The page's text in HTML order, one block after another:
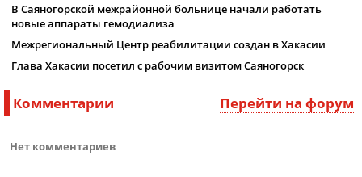
В Саяногорской межрайонной больнице начали работать
новые аппараты гемодиализа
Межрегиональный Центр реабилитации создан в Хакасии
Глава Хакасии посетил с рабочим визитом Саяногорск
Перейти на форум
Комментарии
Нет комментариев